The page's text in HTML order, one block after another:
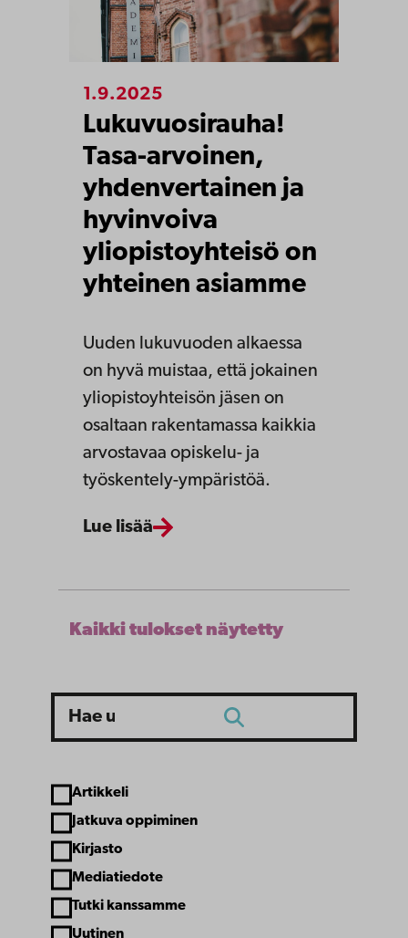
1.9.2025
Lukuvuosirauha!
Tasa-arvoinen,
yhdenvertainen ja
hyvinvoiva
yliopistoyhteisö on
yhteinen asiamme
Uuden lukuvuoden alkaessa
on hyvä muistaa, että jokainen
yliopistoyhteisön jäsen on
osaltaan rakentamassa kaikkia
arvostavaa opiskelu- ja
työskentely-ympäristöä.
Lue lisää
Kaikki tulokset näytetty
Hae
Article type
Artikkeli
Jatkuva oppiminen
Kirjasto
Mediatiedote
Tutki kanssamme
Uutinen